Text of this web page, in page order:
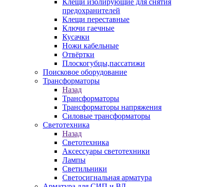
Клещи изолирующие для снятия
предохранителей
Клещи переставные
Ключи гаечные
Кусачки
Ножи кабельные
Отвёртки
Плоскогубцы,пассатижи
Поисковое оборудование
Трансформаторы
Назад
Трансформаторы
Трансформаторы напряжения
Силовые трансформаторы
Светотехника
Назад
Светотехника
Аксессуары светотехники
Лампы
Светильники
Светосигнальная арматура